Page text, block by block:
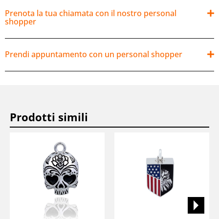
Prenota la tua chiamata con il nostro personal
shopper
Prendi appuntamento con un personal shopper
Prodotti simili